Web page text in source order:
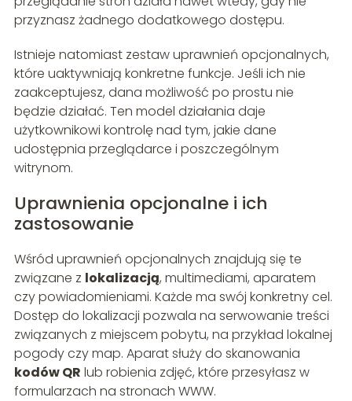
przyznasz żadnego dodatkowego dostępu.
Istnieje natomiast zestaw uprawnień opcjonalnych,
które uaktywniają konkretne funkcje. Jeśli ich nie
zaakceptujesz, dana możliwość po prostu nie
będzie działać. Ten model działania daje
użytkownikowi kontrolę nad tym, jakie dane
udostępnia przeglądarce i poszczególnym
witrynom.
Uprawnienia opcjonalne i ich
zastosowanie
Wśród uprawnień opcjonalnych znajdują się te
związane z lokalizacją, multimediami, aparatem
czy powiadomieniami. Każde ma swój konkretny cel.
Dostęp do lokalizacji pozwala na serwowanie treści
związanych z miejscem pobytu, na przykład lokalnej
pogody czy map. Aparat służy do skanowania
kodów QR lub robienia zdjęć, które przesyłasz w
formularzach na stronach WWW.